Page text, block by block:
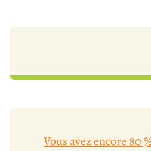
Vous avez encore 80